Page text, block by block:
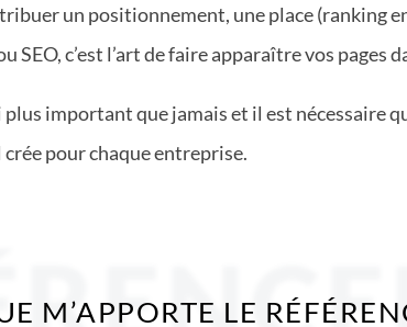
un positionnement, une place (ranking
c’est l’art de faire apparaître vos pages
important que jamais et il est nécessaire
pour chaque entreprise.
M’APPORTE LE